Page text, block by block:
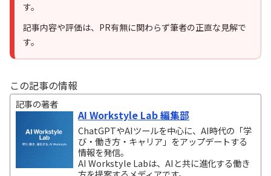
す。
記事内容や評価は、PR有無に関わらず筆者の正直な見解で
す。
この記事の情報
記事の著者
AI Workstyle Lab 編集部
ChatGPTやAIツールを中心に、AI時代の「学
び・働き方・キャリア」をアップデートする
情報を発信。
AI Workstyle Labは、AIと共に進化する働き